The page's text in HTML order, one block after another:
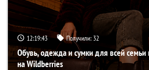
12:19:42 Получили: 32
Обувь, одежда и сумки для всей семьи
на Wildberries